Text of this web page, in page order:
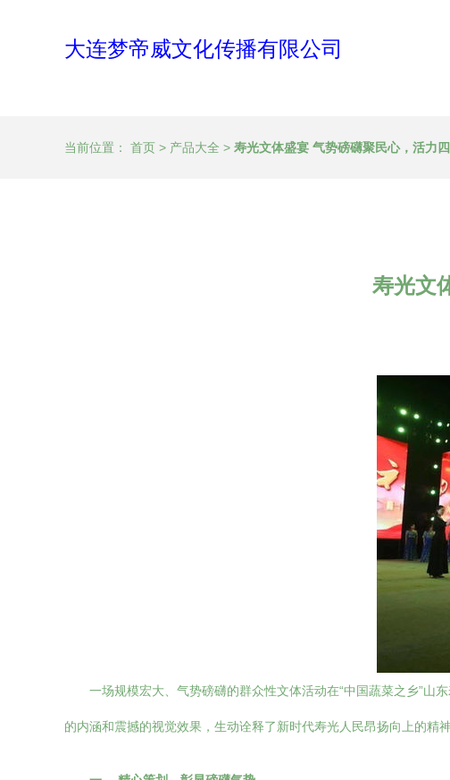
大连梦帝威文化传播有限公司
当前位置： 首页 > 产品大全 > 寿光文体盛宴 气势磅礴聚民心，活力
寿光文
一场规模宏大、气势磅礴的群众性文体活动在“中国蔬菜之乡”山
的内涵和震撼的视觉效果，生动诠释了新时代寿光人民昂扬向上的精